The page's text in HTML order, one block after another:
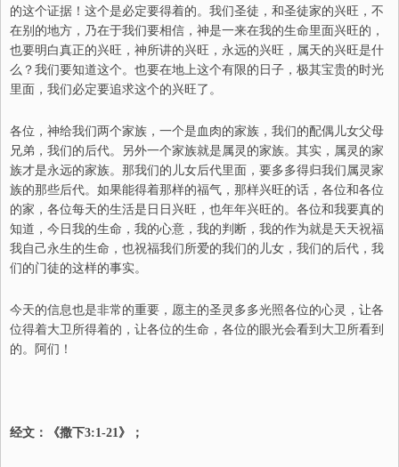
的这个证据！这个是必定要得着的。我们圣徒，和圣徒家的兴旺，不
在别的地方，乃在于我们要相信，神是一来在我的生命里面兴旺的，
也要明白真正的兴旺，神所讲的兴旺，永远的兴旺，属天的兴旺是什
么？我们要知道这个。也要在地上这个有限的日子，极其宝贵的时光
里面，我们必定要追求这个的兴旺了。
各位，神给我们两个家族，一个是血肉的家族，我们的配偶儿女父母
兄弟，我们的后代。另外一个家族就是属灵的家族。其实，属灵的家
族才是永远的家族。那我们的儿女后代里面，要多多得归我们属灵家
族的那些后代。如果能得着那样的福气，那样兴旺的话，各位和各位
的家，各位每天的生活是日日兴旺，也年年兴旺的。各位和我要真的
知道，今日我的生命，我的心意，我的判断，我的作为就是天天祝福
我自己永生的生命，也祝福我们所爱的我们的儿女，我们的后代，我
们的门徒的这样的事实。
今天的信息也是非常的重要，愿主的圣灵多多光照各位的心灵，让各
位得着大卫所得着的，让各位的生命，各位的眼光会看到大卫所看到
的。阿们！
经文：《撒下3:1-21》；